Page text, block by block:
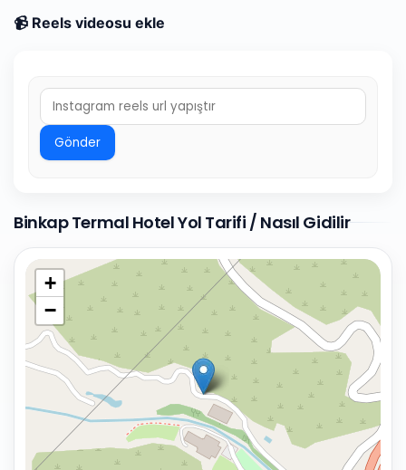
📹 Reels videosu ekle
Gönder
Binkap Termal Hotel Yol Tarifi / Nasıl Gidilir
+
−